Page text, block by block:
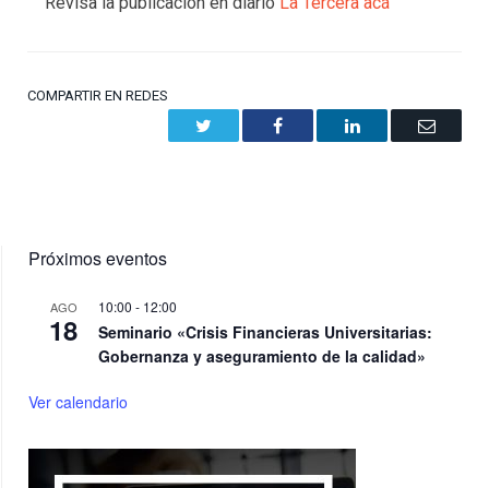
COMPARTIR EN REDES
Facebook LinkedIn Email
Próximos eventos
AGO
18
10:00 - 12:00
Seminario «Crisis Financieras Universitarias:
Gobernanza y aseguramiento de la calidad»
Ver calendario